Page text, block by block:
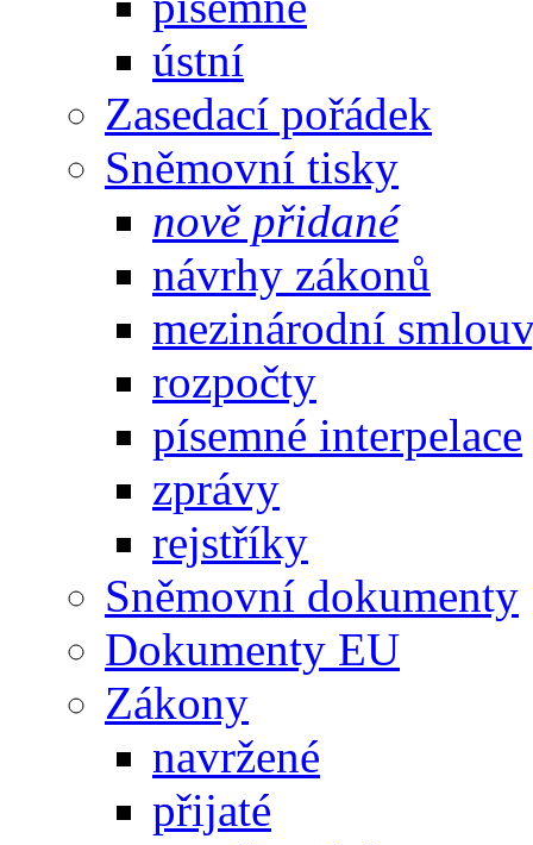
ústní
Zasedací pořádek
Sněmovní tisky
nově přidané
návrhy zákonů
mezinárodní
rozpočty
písemné interpelace
zprávy
rejstříky
Sněmovní dokumenty
Dokumenty EU
Zákony
navržené
přijaté